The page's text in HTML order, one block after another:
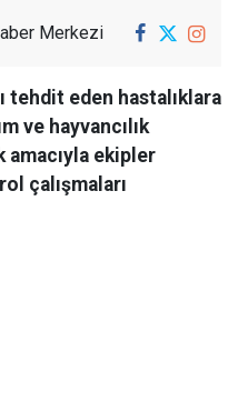
Merkezi
tehdit eden hastalıklara
ve hayvancılık
amacıyla ekipler
çalışmaları